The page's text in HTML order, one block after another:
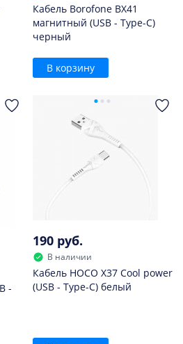
Кабель Borofone BX41
магнитный (USB - Type-C)
черный
В корзину
-
190 руб.
В наличии
Кабель HOCO X37 Cool power
(USB - Type-C) белый